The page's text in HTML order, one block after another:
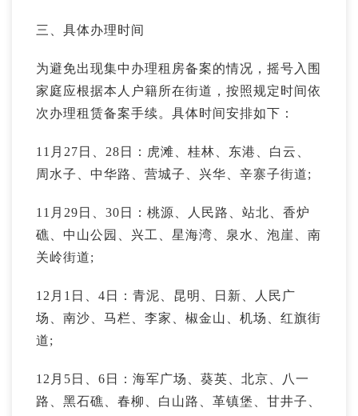
三、具体办理时间
为避免出现集中办理租房备案的情况，摇号入围
家庭应根据本人户籍所在街道，按照规定时间依
次办理租赁备案手续。具体时间安排如下：
11月27日、28日：虎滩、桂林、东港、白云、
周水子、中华路、营城子、兴华、辛寨子街道;
11月29日、30日：桃源、人民路、站北、香炉
礁、中山公园、兴工、星海湾、泉水、泡崖、南
关岭街道;
12月1日、4日：青泥、昆明、日新、人民广
场、南沙、马栏、李家、椒金山、机场、红旗街
道;
12月5日、6日：海军广场、葵英、北京、八一
路、黑石礁、春柳、白山路、革镇堡、甘井子、